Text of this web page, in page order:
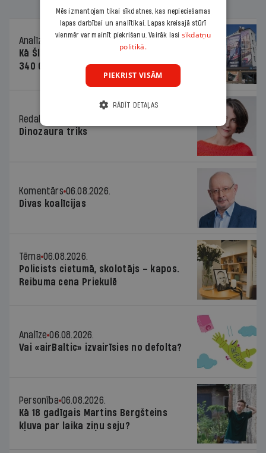
Analīze
06.08.2026.
Kā Šlesera partija palika nesodīta par
340 000 vērtu reklāmas kampaņu
Redaktores sleja
Dinozaura triks
Komentārs 06.08.2026.
Divas koalīcijas
Tēma 06.08.2026.
Policists cietumā, skolotājs – kapos.
Reibuma cena Priekulē
Analīze 06.08.2026.
Vai «airBaltic» izvairīsies no defolta?
Personība 06.08.2026.
Kā 18 gadīgais Martins Bergšteins
kļuva par laika ziņu seju?
Mēs izmantojam tikai sīkdatnes, kas nepieciešamas
lapas darbībai un analītikai. Lapas kreisajā stūrī
vienmēr var mainīt piekrišanu. Vairāk lasi sīkdatņu
politikā.
PIEKRIST VISĀM
RĀDĪT DETAĻAS